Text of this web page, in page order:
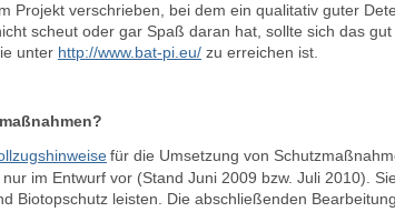
Projekt verschrieben, bei dem ein qualitativ guter
scheut oder gar Spaß daran hat, sollte sich das
unter http://www.bat-pi.eu/ zu erreichen ist.
für die Umsetzung von
im Entwurf vor (Stand Juni 2009 bzw. Juli 2010).
Biotopschutz leisten. Die abschließenden